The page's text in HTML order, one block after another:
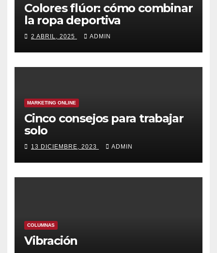
Colores flúor: cómo combinar
la ropa deportiva
2 ABRIL, 2025 ADMIN
MARKETING ONLINE
Cinco consejos para trabajar
solo
13 DICIEMBRE, 2023 ADMIN
COLUMNAS
Vibración